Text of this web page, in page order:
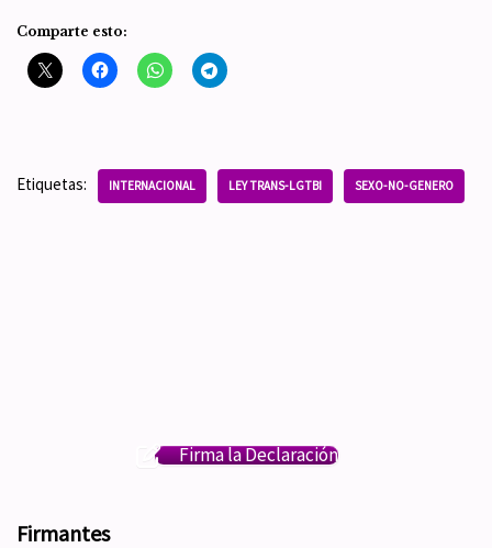
Comparte esto:
Etiquetas: INTERNACIONAL LEY TRANS-LGTBI SEXO-NO-GENERO
Firma la Declaración
Firmantes